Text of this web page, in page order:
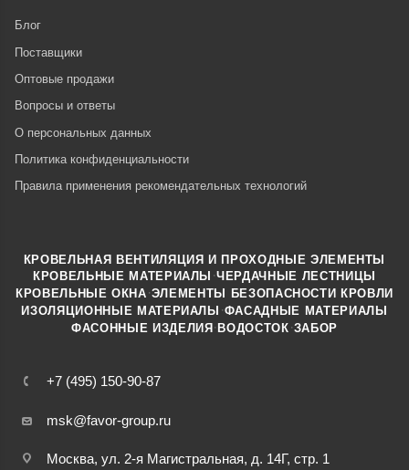
Блог
Поставщики
Оптовые продажи
Вопросы и ответы
О персональных данных
Политика конфиденциальности
Правила применения рекомендательных технологий
+7 (495) 150-90-87
msk@favor-group.ru
Москва, ул. 2-я Магистральная, д. 14Г, стр. 1
КРОВЕЛЬНАЯ ВЕНТИЛЯЦИЯ И ПРОХОДНЫЕ ЭЛЕМЕНТЫ
КРОВЕЛЬНЫЕ МАТЕРИАЛЫ ·ЧЕРДАЧНЫЕ ЛЕСТНИЦЫ
КРОВЕЛЬНЫЕ ОКНА ·ЭЛЕМЕНТЫ БЕЗОПАСНОСТИ КРОВЛИ
ИЗОЛЯЦИОННЫЕ МАТЕРИАЛЫ ·ФАСАДНЫЕ МАТЕРИАЛЫ
ФАСОННЫЕ ИЗДЕЛИЯ ·ВОДОСТОК ·ЗАБОР